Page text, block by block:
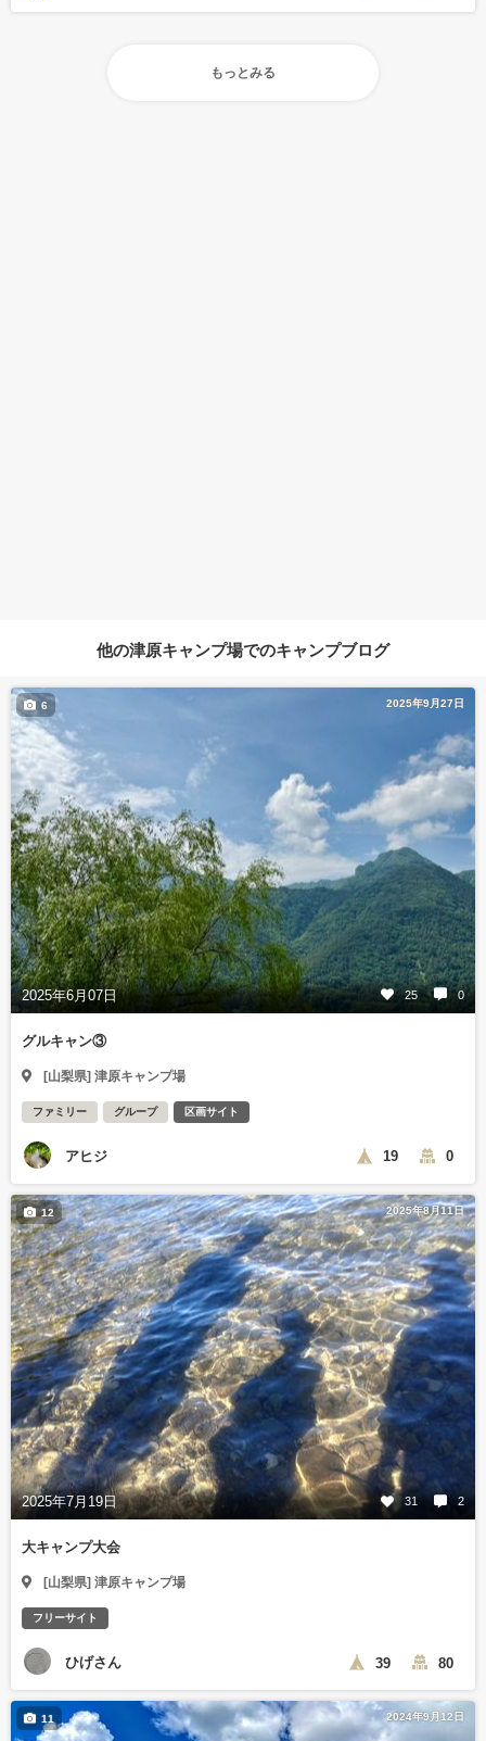
もっとみる
他の津原キャンプ場でのキャンプブログ
2025年9月27日
2025年6月07日 25 0
6
グルキャン③
[山梨県] 津原キャンプ場
ファミリー グループ 区画サイト
アヒジ 19 0
2025年8月11日
2025年7月19日 31 2
12
大キャンプ大会
[山梨県] 津原キャンプ場
フリーサイト
ひげさん 39 80
2024年9月12日
11